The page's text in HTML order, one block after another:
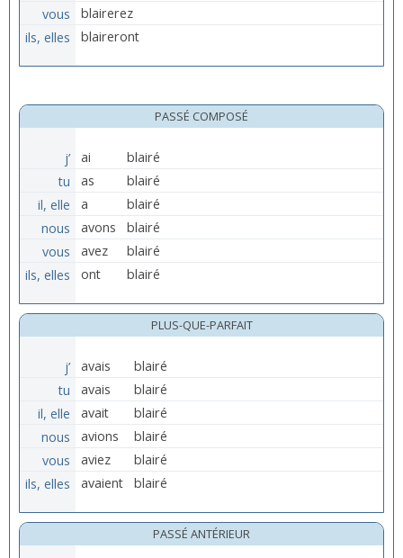
vous
blairerez
ils, elles
blaireront
PASSÉ COMPOSÉ
j’ ai
blairé
tu
as
blairé
il, elle
a
blairé
nous
avons
blairé
vous
avez
blairé
ils, elles
ont blairé
PLUS-QUE-PARFAIT
j’ avais
blairé
tu
avais
blairé
il, elle
avait
blairé
nous
avions
blairé
vous
aviez
blairé
ils, elles
avaient blairé
PASSÉ ANTÉRIEUR